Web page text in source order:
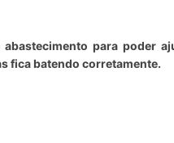
para poder
fica batendo corretamente.